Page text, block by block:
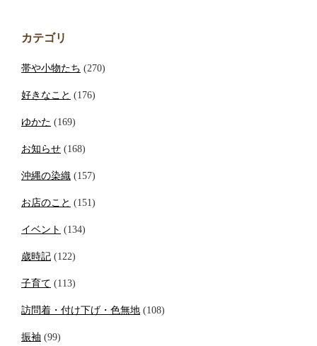
カテゴリ
帯や小物たち (270)
好きなこと (176)
ゆかた (169)
お知らせ (168)
沖縄の染織 (157)
お店のこと (151)
イベント (134)
歳時記 (122)
子育て (113)
訪問着・付け下げ・色無地 (108)
振袖 (99)